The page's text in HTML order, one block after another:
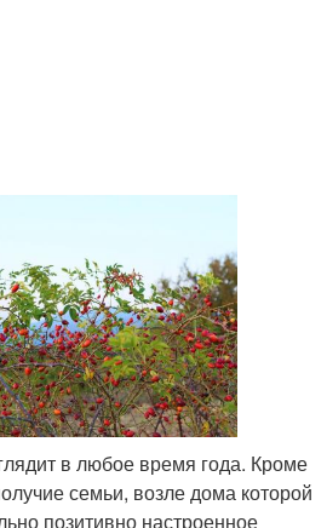
в любое время года. Кроме
семьи, возле дома которой
позитивно настроенное